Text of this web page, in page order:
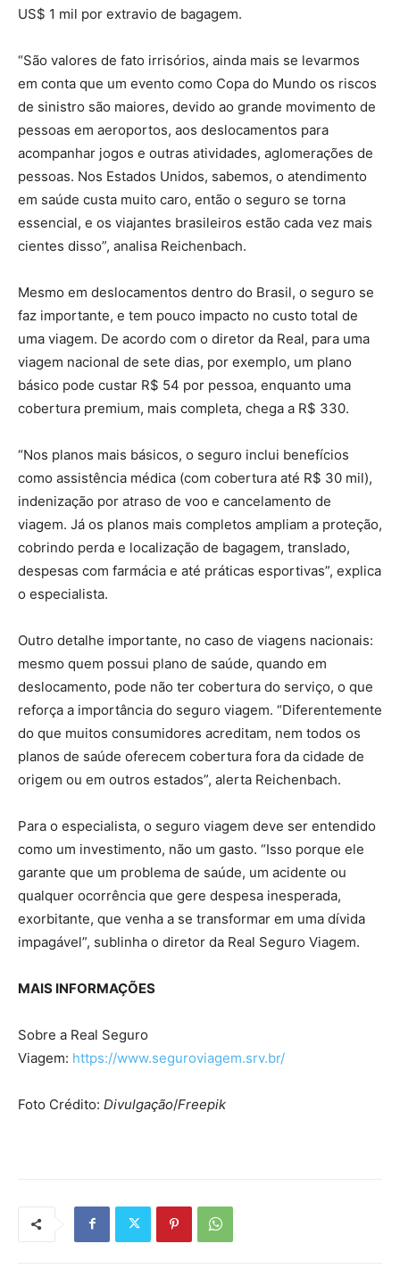
US$ 1 mil por extravio de bagagem.
“São valores de fato irrisórios, ainda mais se levarmos
em conta que um evento como Copa do Mundo os riscos
de sinistro são maiores, devido ao grande movimento de
pessoas em aeroportos, aos deslocamentos para
acompanhar jogos e outras atividades, aglomerações de
pessoas. Nos Estados Unidos, sabemos, o atendimento
em saúde custa muito caro, então o seguro se torna
essencial, e os viajantes brasileiros estão cada vez mais
cientes disso”, analisa Reichenbach.
Mesmo em deslocamentos dentro do Brasil, o seguro se
faz importante, e tem pouco impacto no custo total de
uma viagem. De acordo com o diretor da Real, para uma
viagem nacional de sete dias, por exemplo, um plano
básico pode custar R$ 54 por pessoa, enquanto uma
cobertura premium, mais completa, chega a R$ 330.
“Nos planos mais básicos, o seguro inclui benefícios
como assistência médica (com cobertura até R$ 30 mil),
indenização por atraso de voo e cancelamento de
viagem. Já os planos mais completos ampliam a proteção,
cobrindo perda e localização de bagagem, translado,
despesas com farmácia e até práticas esportivas”, explica
o especialista.
Outro detalhe importante, no caso de viagens nacionais:
mesmo quem possui plano de saúde, quando em
deslocamento, pode não ter cobertura do serviço, o que
reforça a importância do seguro viagem. “Diferentemente
do que muitos consumidores acreditam, nem todos os
planos de saúde oferecem cobertura fora da cidade de
origem ou em outros estados”, alerta Reichenbach.
Para o especialista, o seguro viagem deve ser entendido
como um investimento, não um gasto. “Isso porque ele
garante que um problema de saúde, um acidente ou
qualquer ocorrência que gere despesa inesperada,
exorbitante, que venha a se transformar em uma dívida
impagável”, sublinha o diretor da Real Seguro Viagem.
MAIS INFORMAÇÕES
Sobre a Real Seguro
Viagem: https://www.seguroviagem.srv.br/
Foto Crédito: Divulgação/Freepik